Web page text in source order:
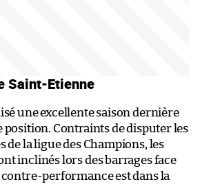
Saint-Etienne
une excellente saison dernière
position. Contraints de disputer les
la ligue des Champions, les
inclinés lors des barrages face
contre-performance est dans la